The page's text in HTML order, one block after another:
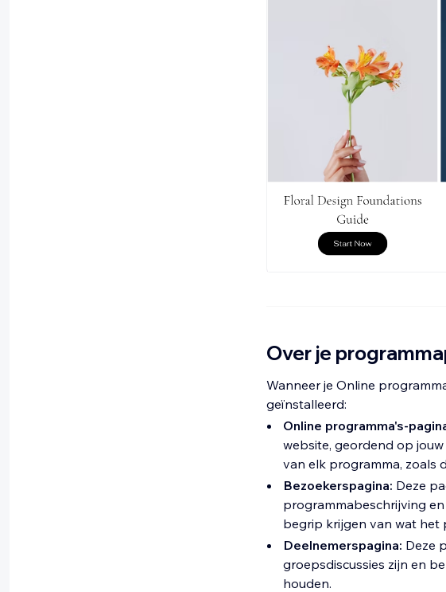
Over je
Wanneer je Online
geïnstalleerd:
Online programma's-
website, geordend op
van elk programma, zoals
Bezoekerspagina: Deze
programmabeschrijving
begrip krijgen van wat het
Deelnemerspagina: Deze
groepsdiscussies zijn en
houden.